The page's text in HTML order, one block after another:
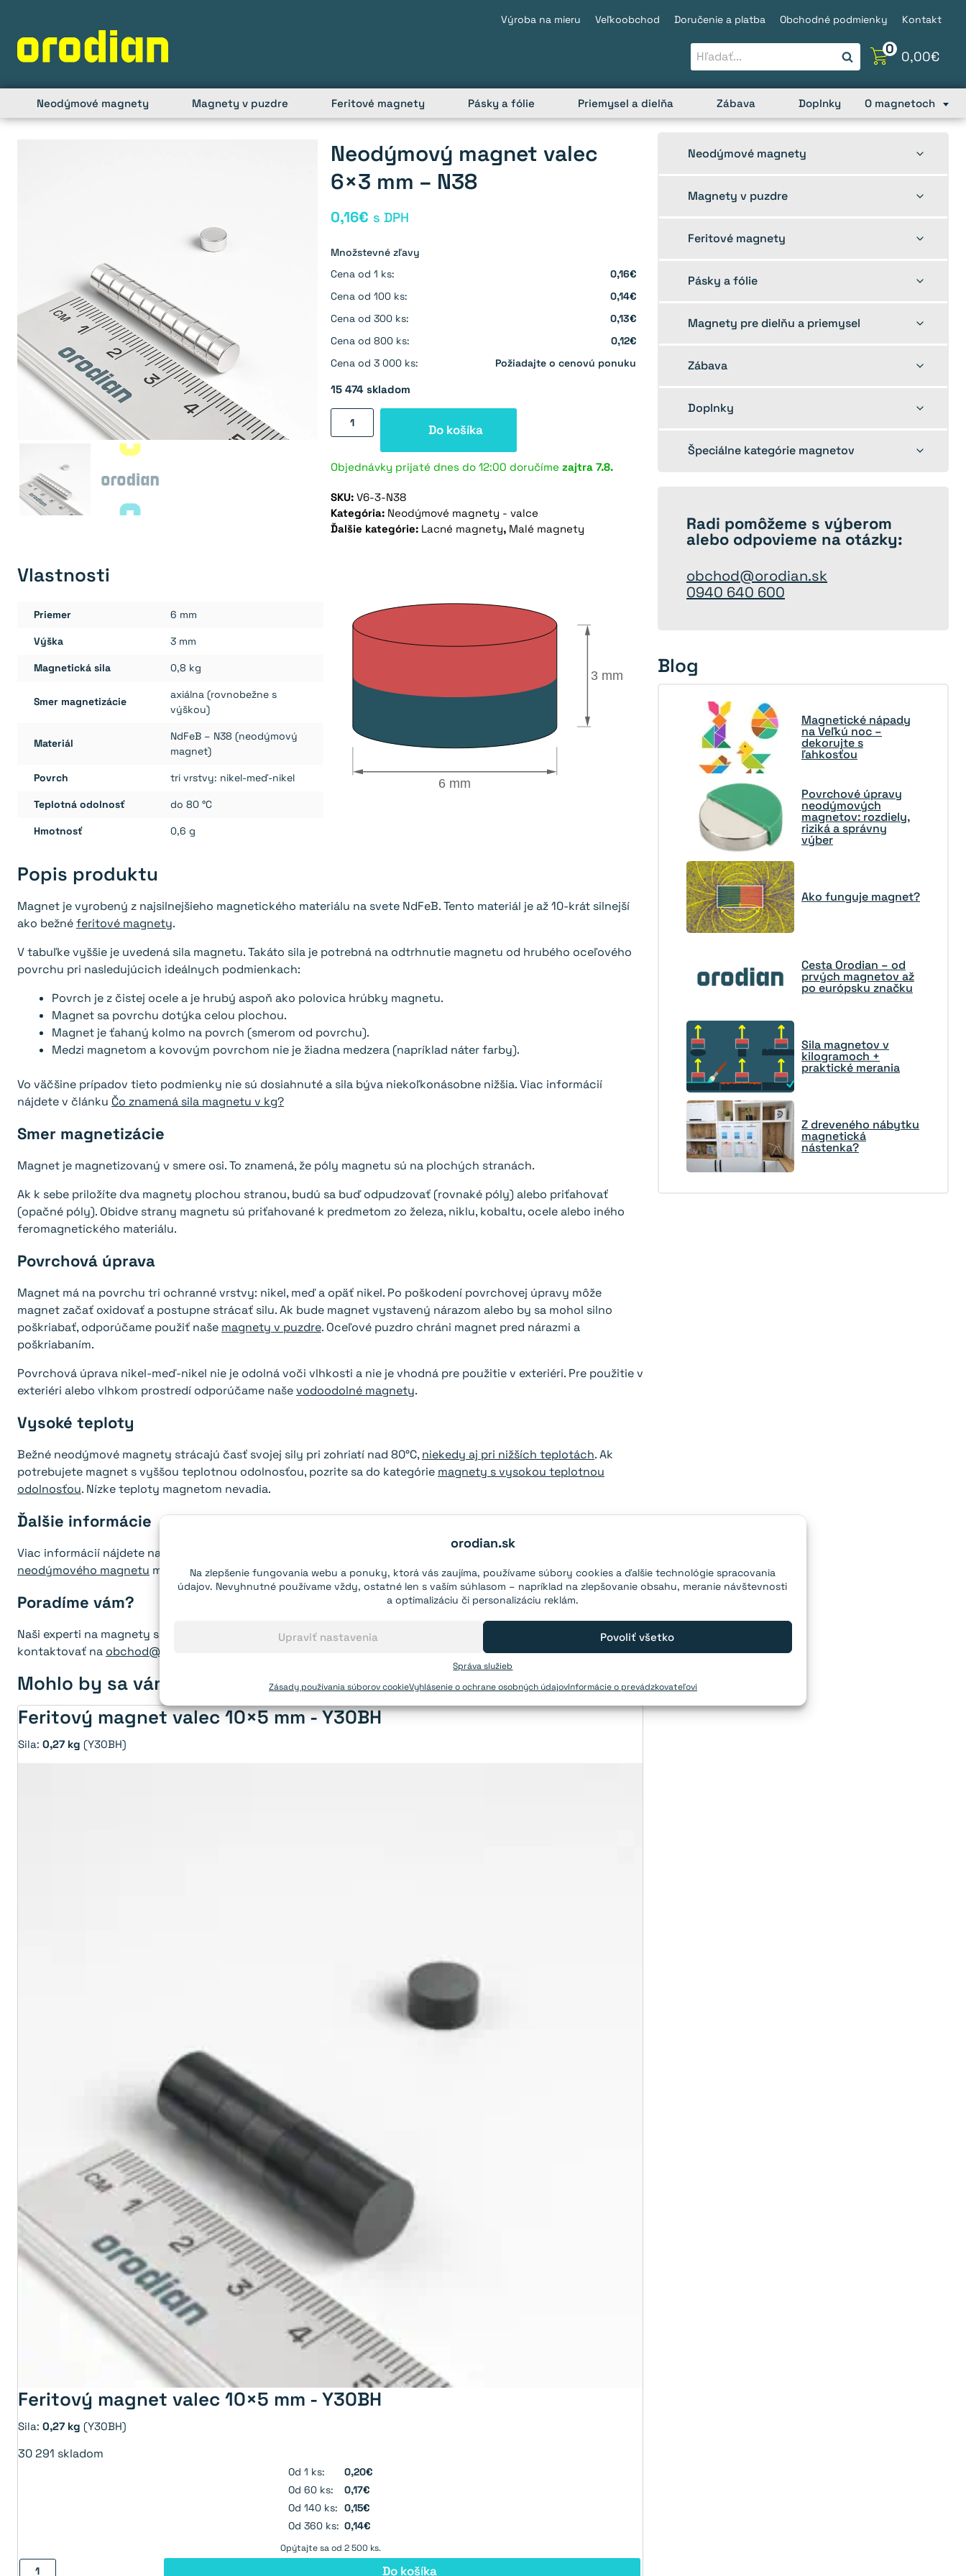
orodian.sk
Na zlepšenie fungovania webu a ponuky, ktorá vás zaujíma, používame súbory cookies a ďalšie technológie spracovania
údajov. Nevyhnutné používame vždy, ostatné len s vaším súhlasom – napríklad na zlepšovanie obsahu, meranie návštevnosti
a optimalizáciu či personalizáciu reklám.
Správa služieb
Povoliť všetko
Upraviť nastavenia
Zásady používania súborov cookieVyhlásenie o ochrane osobných údajovInformácie o prevádzkovateľovi
content
Výroba na mieru Veľkoobchod Doručenie a platba Obchodné podmienky Kontakt
0 0,00€
Neodýmové magnety Magnety v puzdre Feritové magnety Pásky a fólie Priemysel a dielňa Zábava Doplnky O magnetoch
Neodýmový magnet valec
6×3 mm – N38
0,16€ s DPH
Množstevné zľavy
Cena od 1 ks:
0,16€
Cena od 100 ks:
0,14€
Cena od 300 ks:
0,13€
Cena od 800 ks:
0,12€
Cena od 3 000 ks:
Požiadajte o cenovú ponuku
15 474 skladom
množstvo
Neodýmový
valec
mm
-
N38
Do košíka
Objednávky prijaté dnes do 12:00 doručíme zajtra 7.8.
SKU: V6-3-N38
Kategória: Neodýmové magnety - valce
Ďalšie kategórie: Lacné magnety, Malé magnety
Vlastnosti
Priemer 6 mm
Výška 3 mm
Magnetická sila 0,8 kg
Smer magnetizácie
axiálna (rovnobežne s
výškou)
Materiál
NdFeB – N38 (neodýmový
magnet)
Povrch tri vrstvy: nikel-meď-nikel
Teplotná odolnosť do 80 °C
Hmotnosť 0,6 g
3 mm
6 mm
Popis produktu
Magnet je vyrobený z najsilnejšieho magnetického materiálu na svete NdFeB. Tento materiál je až 10-krát silnejší
ako bežnéferitové magnety.
V tabuľke vyššie je uvedená sila magnetu. Takáto sila je potrebná na odtrhnutie magnetu od hrubého oceľového
povrchu pri nasledujúcich ideálnych podmienkach:
Povrch je z čistej ocele a je hrubý aspoň ako polovica hrúbky magnetu.
Magnet sa povrchu dotýka celou plochou.
Magnet je ťahaný kolmo na povrch (smerom od povrchu).
Medzi magnetom a kovovým povrchom nie je žiadna medzera (napríklad náter farby).
Vo väčšine prípadov tieto podmienky nie sú dosiahnuté a sila býva niekoľkonásobne nižšia. Viac informácií
nájdete v článku Čo znamená sila magnetu v kg?
Smer magnetizácie
Magnet je magnetizovaný v smere osi. To znamená, že póly magnetu sú na plochých stranách.
Ak k sebe priložíte dva magnety plochou stranou, budú sa buď odpudzovať (rovnaké póly) alebo priťahovať
(opačné póly). Obidve strany magnetu sú priťahované k predmetom zo železa, niklu, kobaltu, ocele alebo iného
feromagnetického materiálu.
Povrchová úprava
Magnet má na povrchu tri ochranné vrstvy: nikel, meď a opäť nikel. Po poškodení povrchovej úpravy môže
magnet začať oxidovať a postupne strácať silu. Ak bude magnet vystavený nárazom alebo by sa mohol silno
poškriabať, odporúčame použiť naše magnety v puzdre. Oceľové puzdro chráni magnet pred nárazmi a
poškriabaním.
Povrchová úprava nikel-meď-nikel nie je odolná voči vlhkosti a nie je vhodná pre použitie v exteriéri. Pre použitie v
exteriéri alebo vlhkom prostredí odporúčame naševodoodolné magnety.
Vysoké teploty
Bežné neodýmové magnety strácajú časť svojej sily pri zohriatí nad 80°C, niekedy aj pri nižších teplotách. Ak
potrebujete magnet s vyššou teplotnou odolnosťou, pozrite sa do kategórie magnety s vysokou teplotnou
odolnosťou. Nízke teploty magnetom nevadia.
Ďalšie informácie
Viac informácií nájdete na stránke
. Odtrhovú silu a magnetické pole akéhokoľvek
neodýmového magnetu môžete vypočítať pomocou našejmagnetickej kalkulačky.
Poradíme vám?
Naši experti na magnety sú vám k dispozícii každý pracovný deň. Ak potrebujete poradiť s výberom, môžete nás
kontaktovať na obchod@orodian.sk
Mohlo by sa vám páčiť:
Feritový magnet valec 10×5 mm - Y30BH
Sila: 0,27 kg (Y30BH)
Feritový magnet valec 10×5 mm - Y30BH
Sila: 0,27 kg (Y30BH)
30 291 skladom
Od 1 ks:
0,20€
Od 60 ks:
0,17€
Od 140 ks: 0,15€
Od 360 ks: 0,14€
Opýtajte sa od 2 500 ks.
množstvo Do košíka
Neodýmové magnety
Toggle
Magnety v puzdre
Toggle
Feritové magnety
Toggle
Pásky a fólie
Toggle
Magnety pre dielňu a priemysel
Toggle
Zábava
Toggle
Doplnky
Toggle
Špeciálne kategórie magnetov
Toggle
Radi pomôžeme s výberom
alebo odpovieme na otázky:
obchod@orodian.sk
0940 640 600
Blog
Magnetické nápady
na Veľkú noc –
dekorujte s
ľahkosťou
Povrchové úpravy
neodýmových
magnetov: rozdiely,
riziká a správny
výber
Ako funguje magnet?
Cesta Orodian – od
prvých magnetov až
po európsku značku
Sila magnetov v
kilogramoch +
praktické merania
Z dreveného nábytku
magnetická
nástenka?